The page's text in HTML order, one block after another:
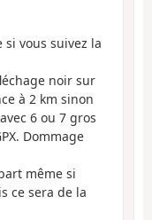
vous suivez la
noir sur
à 2 km sinon
6 ou 7 gros
Dommage
même si
ce sera de la